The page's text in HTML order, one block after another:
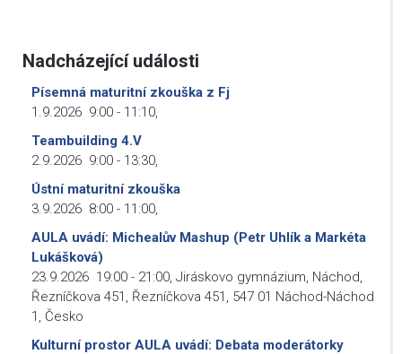
Nadcházející události
Písemná maturitní zkouška z Fj
1.9.2026 9:00 - 11:10
Teambuilding 4.V
2.9.2026 9:00 - 13:30
Ústní maturitní zkouška
3.9.2026 8:00 - 11:00
AULA uvádí: Michealův Mashup (Petr Uhlík a Markéta
Lukášková)
23.9.2026 19:00 - 21:00 Jiráskovo gymnázium, Náchod,
Řezníčkova 451, Řezníčkova 451, 547 01 Náchod-Náchod
1, Česko
Kulturní prostor AULA uvádí: Debata moderátorky